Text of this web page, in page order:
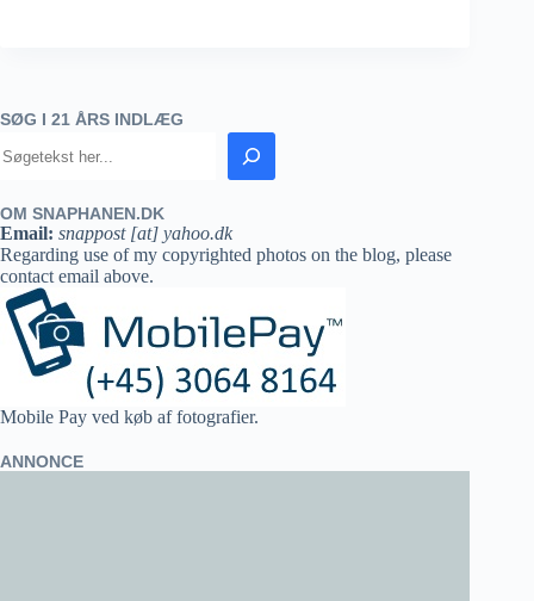
SØG I 21 ÅRS INDLÆG
OM SNAPHANEN.DK
Email: snappost [at] yahoo.dk
Regarding use of my copyrighted photos on the blog, please
contact email above.
Mobile Pay ved køb af fotografier.
ANNONCE